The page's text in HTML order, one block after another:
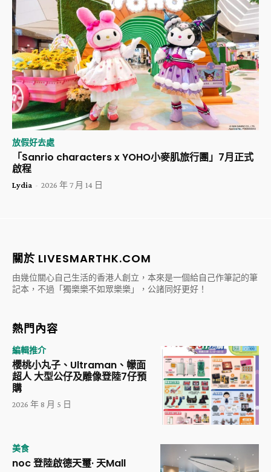
放假好去處
「Sanrio characters x YOHO小麥肌旅行團」7月正式
啟程
Lydia - 2026 年 7 月 14 日
關於 LIVESMARTHK.COM
由幾位關心自己生活的香港人創立，本來是一個給自己作筆記的筆
記本，不過「獨樂樂不如眾樂樂」，公諸同好更好！
熱門內容
編輯推介
櫻桃小丸子、Ultraman、幪面
超人 大型公仔及雕像登陸7仔預
購
2026 年 8 月 5 日
美食
noc 登陸啟德天璽· 天Mall